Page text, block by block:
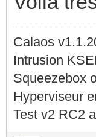
Calaos
Intrusion
Squeezebox
Hyperviseur
Test v2 RC2